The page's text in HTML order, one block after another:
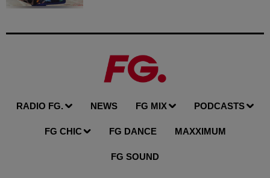
RADIO FG. NEWS FG MIX PODCASTS
FG CHIC FG DANCE MAXXIMUM
FG SOUND